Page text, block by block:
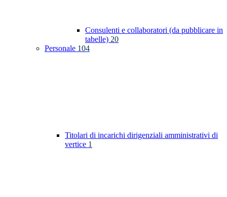
Consulenti e collaboratori (da pubblicare in
tabelle) 20
Personale 104
Titolari di incarichi dirigenziali amministrativi di
vertice 1